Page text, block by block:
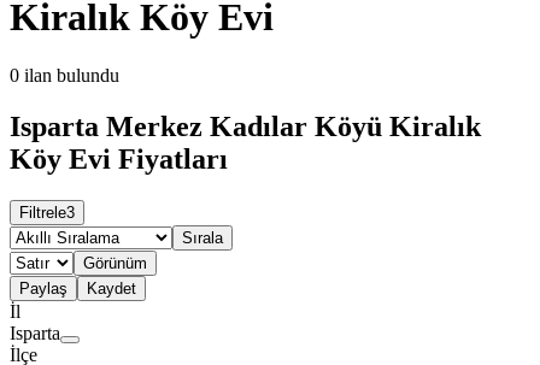
Kiralık Köy Evi
0 ilan bulundu
Isparta Merkez Kadılar Köyü Kiralık
Köy Evi Fiyatları
Filtrele3
Sırala
Görünüm
Paylaş
Kaydet
İl
Isparta
İlçe